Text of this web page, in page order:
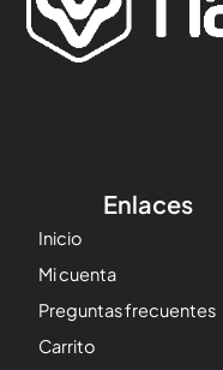
Enlaces
Inicio
Mi cuenta
Preguntas frecuentes
Carrito